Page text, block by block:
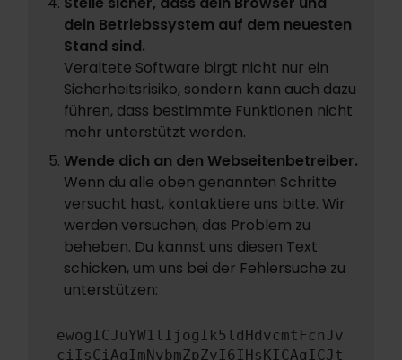
dein Betriebssystem auf dem neuesten
Stand sind.
Veraltete Software birgt nicht nur ein
Sicherheitsrisiko, sondern kann auch dazu
führen, dass bestimmte Funktionen nicht
mehr unterstützt werden.
Wende dich an den Webseitenbetreiber.
Wenn du alle oben genannten Schritte
versucht hast, kontaktiere uns bitte. Wir
werden versuchen, das Problem zu
beheben. Du kannst uns diesen Text
schicken, um uns bei der Fehlersuche zu
unterstützen:
ewogICJuYW1lIjogIk5ldHdvcmtFcnJv
ciIsCiAgImNvbmZpZyI6IHsKICAgICJt